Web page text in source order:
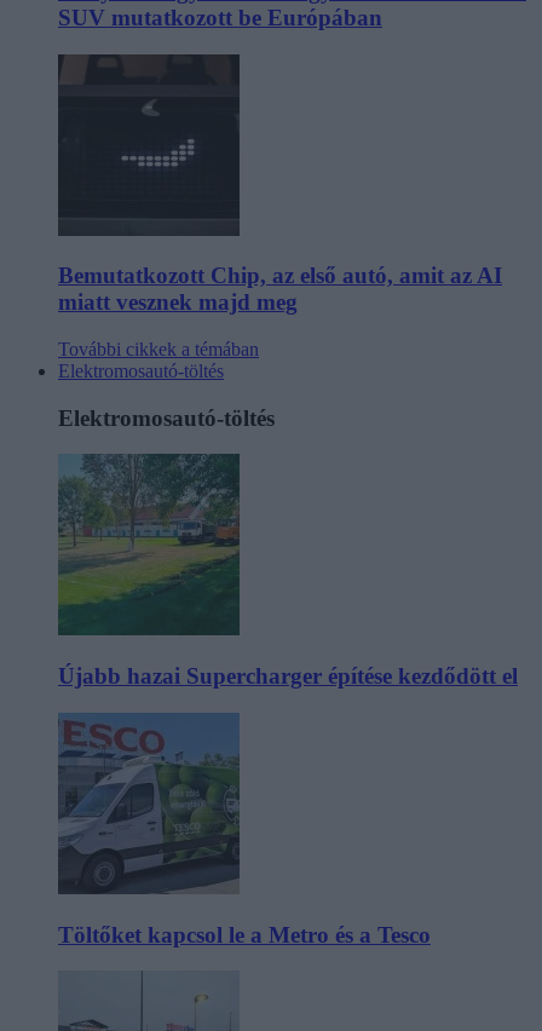
SUV mutatkozott be Európában
Bemutatkozott Chip, az első autó, amit az AI
miatt vesznek majd meg
További cikkek a témában
Elektromosautó-töltés
Elektromosautó-töltés
Újabb hazai Supercharger építése kezdődött el
Töltőket kapcsol le a Metro és a Tesco